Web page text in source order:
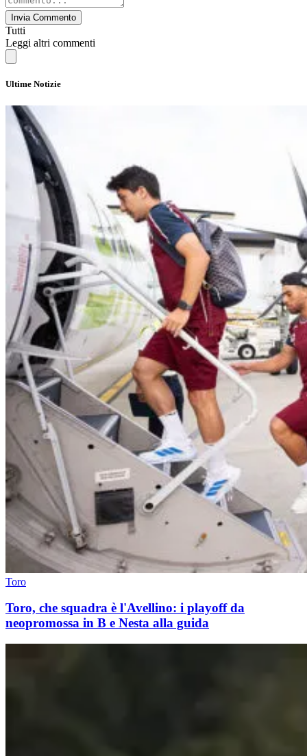
Invia Commento
Tutti
Leggi altri commenti
Ultime Notizie
Toro
Toro, che squadra è l'Avellino: i playoff da
neopromossa in B e Nesta alla guida